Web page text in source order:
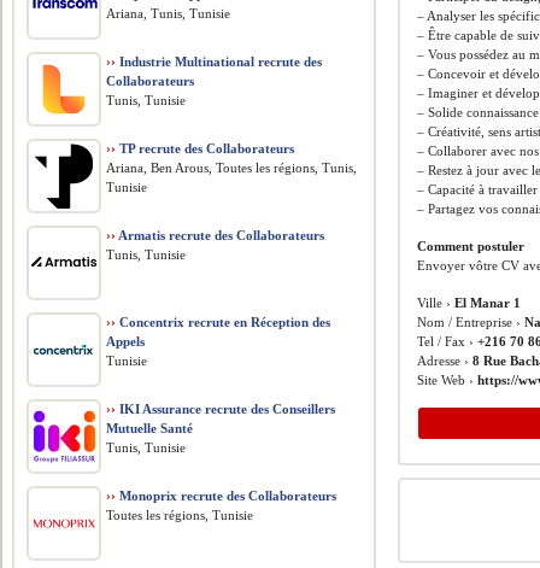
– Analyser les
– Être capable de
– Vous possédez au
– Concevoir et
– Imaginer et
– Solide
– Créativité, sens
– Collaborer avec
– Restez à jour avec
– Capacité à
– Partagez vos
Comment postuler
Envoyer vôtre CV
Ville ›El Manar 1
Nom / Entreprise ›
Tel / Fax ›+216 70
Adresse ›8 Rue
Site Web ›https://
Ariana, Tunis, Tunisie
›› Industrie Multinational recrute des
Collaborateurs
Tunis, Tunisie
›› TP recrute des Collaborateurs
Ariana, Ben Arous, Toutes les régions, Tunis,
Tunisie
›› Armatis recrute des Collaborateurs
Tunis, Tunisie
›› Concentrix recrute en Réception des
Appels
Tunisie
›› IKI Assurance recrute des Conseillers
Mutuelle Santé
Tunis, Tunisie
›› Monoprix recrute des Collaborateurs
Toutes les régions, Tunisie